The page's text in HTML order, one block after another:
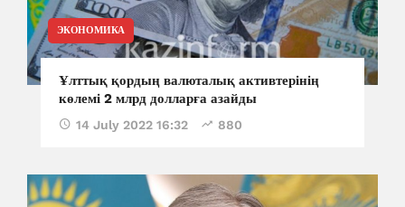
ЭКОНОМИКА
Ұлттық қордың валюталық активтерінің
көлемі 2 млрд долларға азайды
14 July 2022 16:32 880